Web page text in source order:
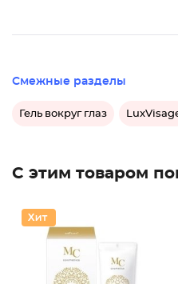
Смежные разделы
Гель вокруг глаз
С этим товаром